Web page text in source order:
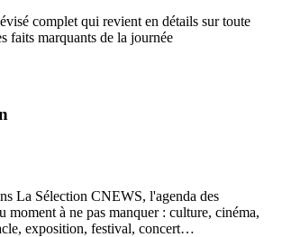
complet qui revient en détails sur toute
faits marquants de la journée
La Sélection CNEWS, l'agenda des
moment à ne pas manquer : culture, cinéma,
exposition, festival, concert…